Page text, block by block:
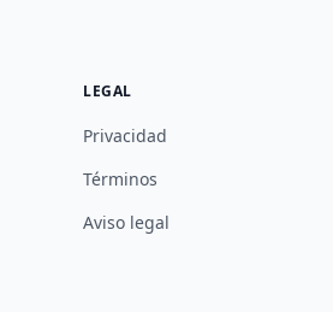
LEGAL
Privacidad
Términos
Aviso legal